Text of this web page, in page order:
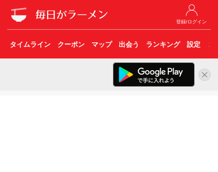
登録/ログイン
タイムライン クーポン マップ 出会う ランキング 設定 こ